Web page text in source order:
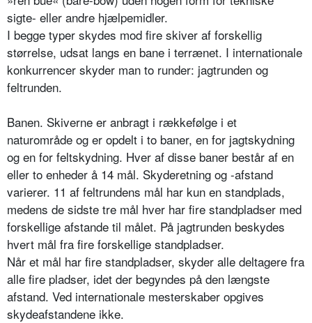
sigte- eller andre hjælpemidler.
I begge typer skydes mod fire skiver af forskellig
størrelse, udsat langs en bane i terrænet. I internationale
konkurrencer skyder man to runder: jagtrunden og
feltrunden.
Banen. Skiverne er anbragt i rækkefølge i et
naturområde og er opdelt i to baner, en for jagtskydning
og en for feltskydning. Hver af disse baner består af en
eller to enheder å 14 mål. Skyderetning og -afstand
varierer. 11 af feltrundens mål har kun en standplads,
medens de sidste tre mål hver har fire standpladser med
forskellige afstande til målet. På jagtrunden beskydes
hvert mål fra fire forskellige standpladser.
Når et mål har fire standpladser, skyder alle deltagere fra
alle fire pladser, idet der begyndes på den længste
afstand. Ved internationale mesterskaber opgives
skydeafstandene ikke.